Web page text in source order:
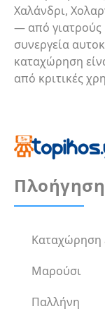
Χαλάνδρι,
— από γιατρούς
συνεργεία
καταχώρηση
από κριτικές
Πλοήγηση
Καταχώρηση
Μαρούσι
Παλλήνη